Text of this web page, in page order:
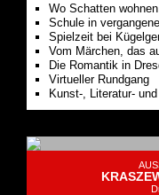
Wo Schatten wohnen
Schule in
Spielzeit bei
Vom Märchen, das
Die Romantik in
Virtueller Rundgang
Kunst-, Literatur-